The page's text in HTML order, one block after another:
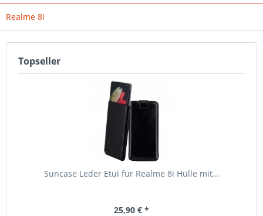
Realme 8i
Topseller
Suncase Leder Etui für Realme 8i Hülle mit...
25,90 € *